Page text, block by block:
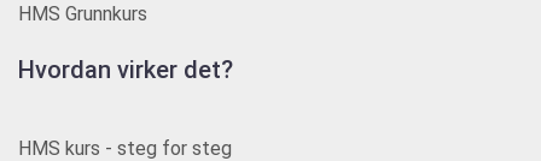
HMS Grunnkurs
Hvordan virker det?
HMS kurs - steg for steg